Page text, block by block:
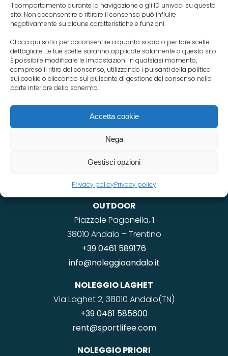
il comportamento durante la navigazione o gli ID univoci su questo
sito. Non acconsentire o ritirare il consenso può influire
negativamente su alcune caratteristiche e funzioni.
Clicca qui sotto per acconsentire a quanto sopra o per fare scelte
dettagliate. Le tue scelte saranno applicate solamente a questo sito.
È possibile modificare le impostazioni in qualsiasi momento,
compreso il ritiro del consenso, utilizzando i pulsanti della politica
sui cookie o cliccando sul pulsante di gestione del consenso nella
parte inferiore dello schermo.
Accetta cookie
Nega
Gestisci opzioni
Privacy policyPrivacy policy
NOLEGGIO RINDOLE – SCI & SNOW – BIKE &
OUTDOOR
Piazzale Paganella, 1
38010 Andalo – Trentino
+39 0461 589176
info@noleggioandalo.it
NOLEGGIO LAGHET
Via Laghet 2, 38010 Andalo(TN)
+39 0461 585600
rent@sportlifee.com
NOLEGGIO PRIORI